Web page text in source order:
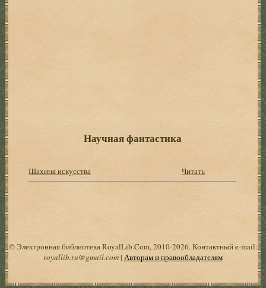
Научная фантастика
Шахиня искусства Читать
© Электронная библиотека RoyalLib.Com, 2010-2026. Контактный e-mail:
royallib.ru@gmail.com| Авторам и правообладателям